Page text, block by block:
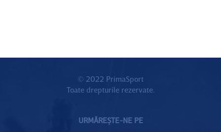
© 2022 PrimaSport
Toate drepturile rezervate.
URMĂREȘTE-NE PE